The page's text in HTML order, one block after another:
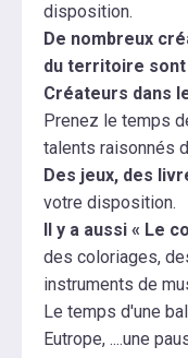
disposition.
De nombreux
du territoire sont
Créateurs dans
Prenez le temps
talents raisonnés
Des jeux, des
votre disposition.
Il y a aussi « Le
des coloriages,
instruments de
Le temps d'une
Eutrope, ....une